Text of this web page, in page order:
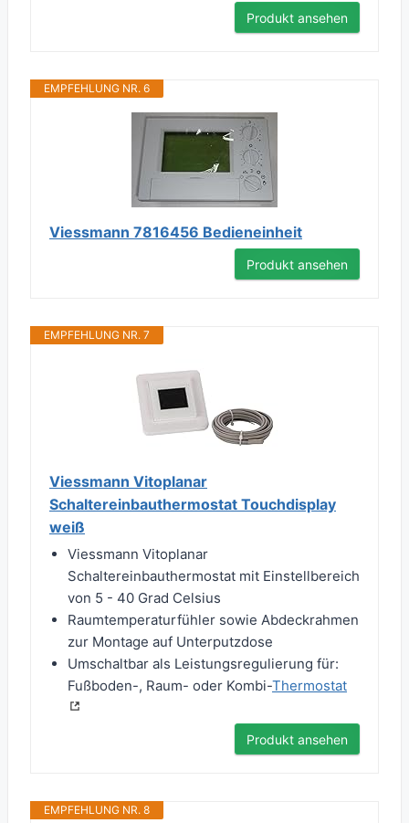
Produkt ansehen
EMPFEHLUNG NR. 6
Viessmann 7816456 Bedieneinheit
Produkt ansehen
EMPFEHLUNG NR. 7
Viessmann Vitoplanar
Schaltereinbauthermostat Touchdisplay
weiß
Viessmann Vitoplanar
Schaltereinbauthermostat mit Einstellbereich
von 5 - 40 Grad Celsius
Raumtemperaturfühler sowie Abdeckrahmen
zur Montage auf Unterputzdose
Umschaltbar als Leistungsregulierung für:
Fußboden-, Raum- oder Kombi-Thermostat
Produkt ansehen
EMPFEHLUNG NR. 8